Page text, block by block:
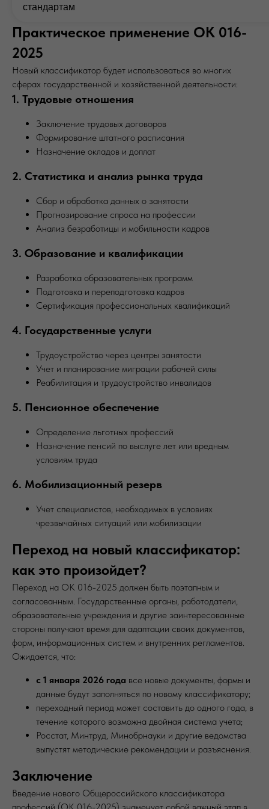
стандартам
Практическое применение ОК 016-
2025
Новый классификатор будет использоваться во многих
сферах государственной и хозяйственной деятельности:
1. Трудовые отношения
Заключение трудовых договоров
Формирование штатного расписания
Назначение окладов и доплат
2. Статистика и анализ рынка труда
Сбор и обработка данных о занятости
Прогнозирование спроса на профессии
Анализ безработицы и мобильности кадров
3. Образование и квалификации
Разработка образовательных программ
Подготовка и переподготовка кадров
Сертификация профессиональных квалификаций
4. Государственные услуги
Трудоустройство через центры занятости
Учет и планирование миграции рабочей силы
Реабилитация и трудоустройство инвалидов
5. Пенсионное обеспечение
Определение льготных профессий
Назначение пенсий по выслуге лет или вредным
условиям труда
6. Мобилизационный резерв
Учет специалистов, необходимых в условиях
чрезвычайных ситуаций или мобилизации
Переход на новый классификатор:
как это произойдет?
Переход на ОК 016-2025 должен быть поэтапным и
согласованным. Государственные органы, работодатели,
образовательные учреждения и другие заинтересованные
стороны получают время для адаптации своих документов,
форм, информационных систем и внутренних регламентов.
Ожидается, что:
с 1 января 2026 года все новые документы, формы и
данные будут заполняться по новому классификатору;
переходный период может составить до одного года, в
течение которого возможна двойная система учета;
Росстат, Минтруд, Минобрнауки и другие ведомства
выпустят методические рекомендации и разъяснения.
Заключение
Введение нового Общероссийского классификатора